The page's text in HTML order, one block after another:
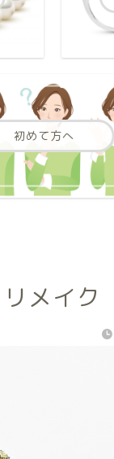
初めて方へ
メイク